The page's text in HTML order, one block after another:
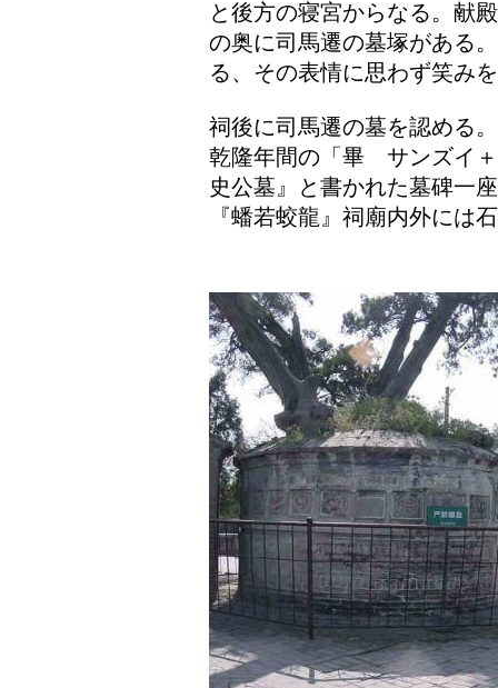
と後方の寝宮からなる。献
の奥に司馬遷の墓塚がある
る、その表情に思わず笑み
祠後に司馬遷の墓を認める
乾隆年間の「畢 サンズイ
史公墓』と書かれた墓碑一
『蟠若蛟龍』祠廟内外に